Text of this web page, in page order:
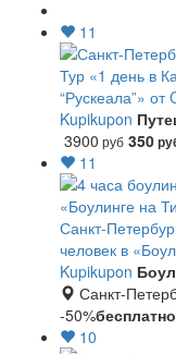
11
Тур «1 день в
“Рускеала”» от
Kupikupon
3900 руб 350
11
Санкт-
человек в
Kupikupon
Санкт-
-50%бесплатно
10